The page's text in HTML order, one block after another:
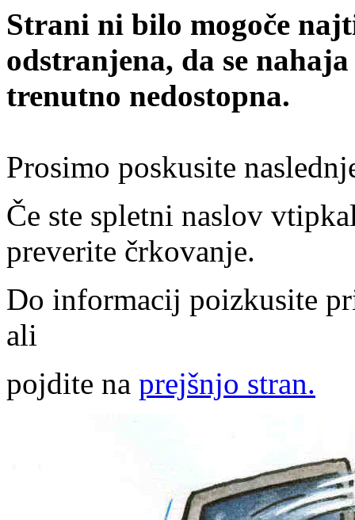
Strani ni bilo mogoče
odstranjena, da se
trenutno nedostopna.
Prosimo poskusite
Če ste spletni naslov
preverite črkovanje.
Do informacij poizkusite
ali
pojdite na prejšnjo stran.